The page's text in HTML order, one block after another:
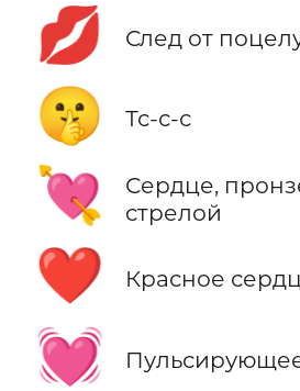
💋 След от
🤫 Тс-с-с
💘
Сердце,
стрелой
❤️ Красное
💓